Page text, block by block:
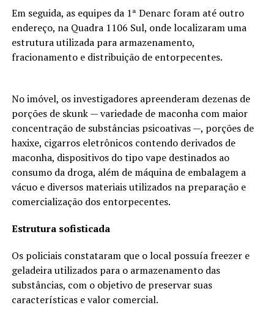
Em seguida, as equipes da 1ª Denarc foram até outro
endereço, na Quadra 1106 Sul, onde localizaram uma
estrutura utilizada para armazenamento,
fracionamento e distribuição de entorpecentes.
No imóvel, os investigadores apreenderam dezenas de
porções de skunk — variedade de maconha com maior
concentração de substâncias psicoativas —, porções de
haxixe, cigarros eletrônicos contendo derivados de
maconha, dispositivos do tipo vape destinados ao
consumo da droga, além de máquina de embalagem a
vácuo e diversos materiais utilizados na preparação e
comercialização dos entorpecentes.
Estrutura sofisticada
Os policiais constataram que o local possuía freezer e
geladeira utilizados para o armazenamento das
substâncias, com o objetivo de preservar suas
características e valor comercial.